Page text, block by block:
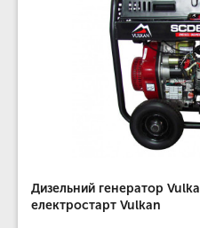
Дизельний генератор
електростарт Vulkan